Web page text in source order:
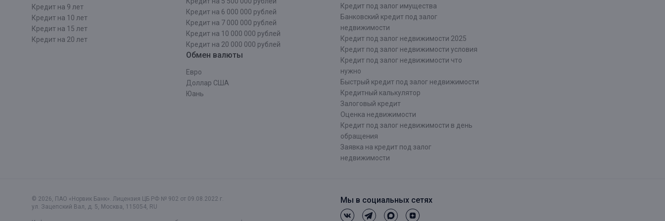
Кредит на 9 лет
Кредит на 10 лет
Кредит на 15 лет
Кредит на 20 лет
Кредит на 6 000 000 рублей
Кредит на 7 000 000 рублей
Кредит на 10 000 000 рублей
Кредит на 20 000 000 рублей
Обмен валюты
Евро
Доллар США
Юань
Кредит под залог имущества
Банковский кредит под залог
недвижимости
Кредит под залог недвижимости 2025
Кредит под залог недвижимости условия
Кредит под залог недвижимости что
нужно
Быстрый кредит под залог недвижимости
Кредитный калькулятор
Залоговый кредит
Оценка недвижимости
Кредит под залог недвижимости в день
обращения
Заявка на кредит под залог
недвижимости
© 2026, ПАО «Норвик Банк». Лицензия ЦБ РФ № 902 от 09.08.2022 г.
ул. Зацепский Вал, д. 5, Москва, 115054, RU
Мы в социальных сетях